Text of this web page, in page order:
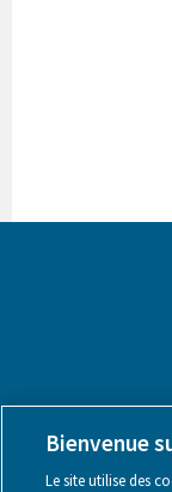
Bienvenue
Le site utilise des